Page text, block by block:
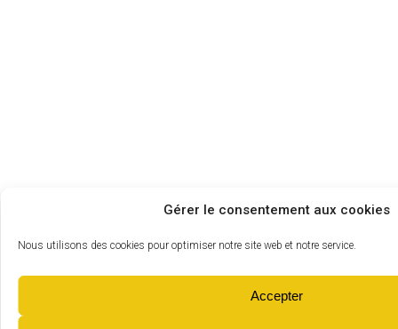
Gérer le consentement aux cookies
Nous utilisons des cookies pour optimiser notre site web et notre service.
Accepter